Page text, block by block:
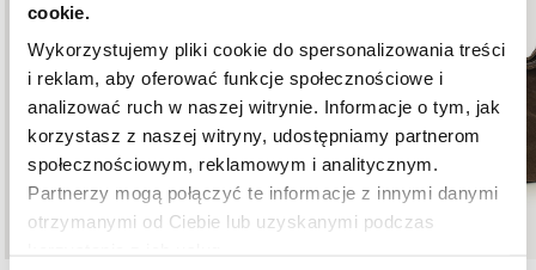
cookie.
Wykorzystujemy pliki cookie do spersonalizowania treści
i reklam, aby oferować funkcje społecznościowe i
analizować ruch w naszej witrynie. Informacje o tym, jak
korzystasz z naszej witryny, udostępniamy partnerom
społecznościowym, reklamowym i analitycznym.
Partnerzy mogą połączyć te informacje z innymi danymi
otrzymanymi od Ciebie lub uzyskanymi podczas